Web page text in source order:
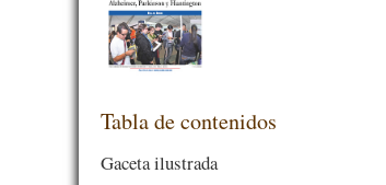
Tabla de contenidos
Gaceta ilustrada